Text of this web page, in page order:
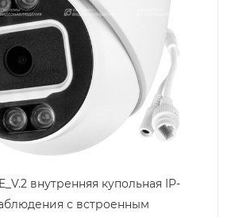
внутренняя купольная IP-
с встроенным